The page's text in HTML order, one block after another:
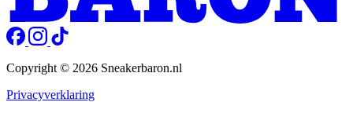
Copyright © 2026 Sneakerbaron.nl
Privacyverklaring